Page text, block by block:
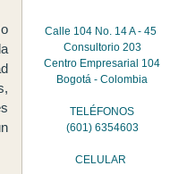
Calle 104 No. 14 A - 45
Consultorio 203
Centro Empresarial 104
Bogotá - Colombia
TELÉFONOS
(601) 6354603
CELULAR